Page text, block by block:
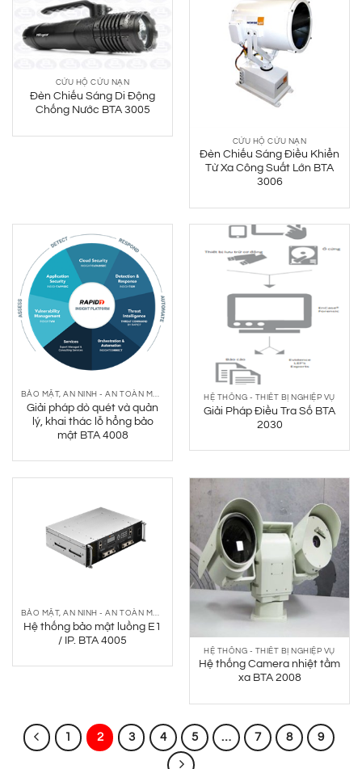
CỨU HỘ CỨU NẠN
Đèn Chiếu Sáng Di Động
Chống Nước BTA 3005
CỨU HỘ CỨU NẠN
Đèn Chiếu Sáng Điều Khiển
Từ Xa Công Suất Lớn BTA
3006
BẢO MẬT, AN NINH - AN TOÀN MẠNG
Giải pháp dò quét và quản
lý, khai thác lỗ hổng bảo
mật BTA 4008
HỆ THỐNG - THIẾT BỊ NGHIỆP VỤ
Giải Pháp Điều Tra Số BTA
2030
Hệ thống bảo mật luồng E1
/ IP. BTA 4005
HỆ THỐNG - THIẾT BỊ NGHIỆP VỤ
Hệ thống Camera nhiệt tầm
xa BTA 2008
1 2 3 4 5 … 7 8 9